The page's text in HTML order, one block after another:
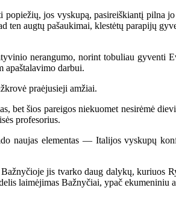
jos vyskupą, pasireiškiantį pilna
augtų pašaukimai, klestėtų parapijų
nerangumo, norint tobuliau gyventi
apaštalavimo darbui.
praėjusieji amžiai.
bet šios pareigos niekuomet nesirėmė
profesorius.
naujas elementas — Italijos vyskupų
jis tvarko daug dalykų, kuriuos
laimėjimas Bažnyčiai, ypač ekumeniniu